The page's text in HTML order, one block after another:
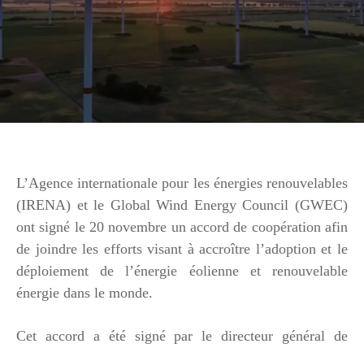
L’Agence internationale pour les énergies renouvelables
(IRENA) et le Global Wind Energy Council (GWEC)
ont signé le 20 novembre un accord de coopération afin
de joindre les efforts visant à accroître l’adoption et le
déploiement de l’énergie éolienne et renouvelable
énergie dans le monde.
Cet accord a été signé par le directeur général de